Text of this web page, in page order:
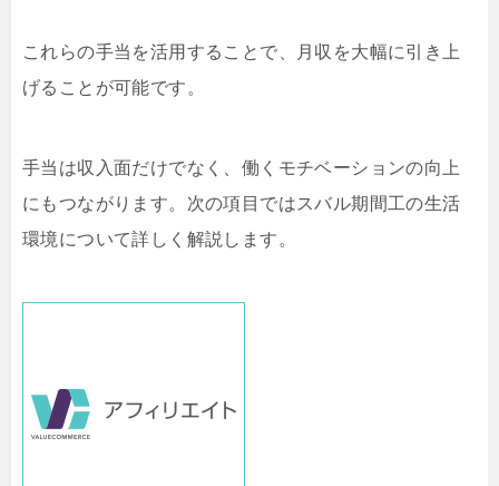
これらの手当を活用することで、月収を大幅に引き上
げることが可能です。
手当は収入面だけでなく、働くモチベーションの向上
にもつながります。次の項目ではスバル期間工の生活
環境について詳しく解説します。